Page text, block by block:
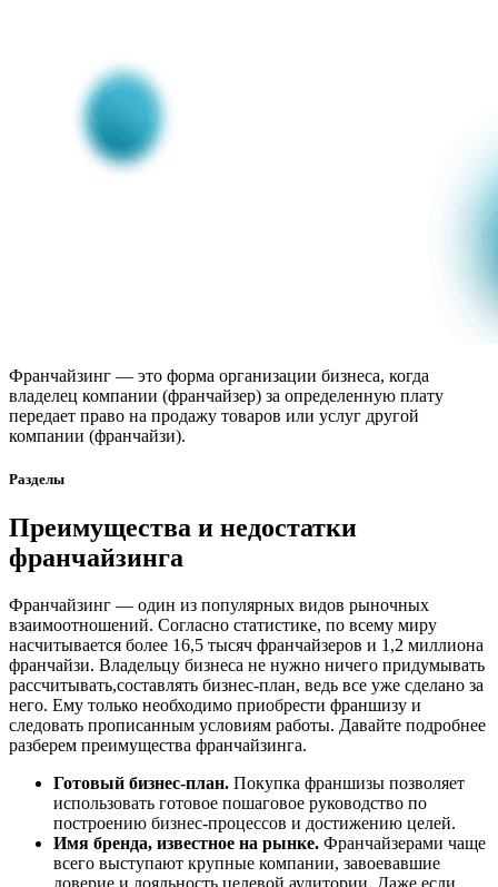
Франчайзинг — это форма организации бизнеса, когда
владелец компании (франчайзер) за определенную плату
передает право на продажу товаров или услуг другой
компании (франчайзи).
Разделы
Преимущества и недостатки
франчайзинга
Франчайзинг — один из популярных видов рыночных
взаимоотношений. Согласно статистике, по всему миру
насчитывается более 16,5 тысяч франчайзеров и 1,2 миллиона
франчайзи. Владельцу бизнеса не нужно ничего придумывать
рассчитывать,составлять бизнес-план, ведь все уже сделано за
него. Ему только необходимо приобрести франшизу и
следовать прописанным условиям работы. Давайте подробнее
разберем преимущества франчайзинга.
Готовый бизнес-план. Покупка франшизы позволяет
использовать готовое пошаговое руководство по
построению бизнес-процессов и достижению целей.
Имя бренда, известное на рынке. Франчайзерами чаще
всего выступают крупные компании, завоевавшие
доверие и лояльность целевой аудитории. Даже если